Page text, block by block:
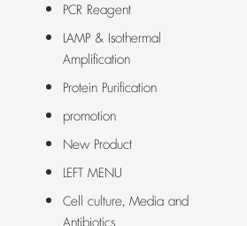
PCR Reagent
LAMP & Isothermal
Amplification
Protein Purification
promotion
New Product
LEFT MENU
Cell culture, Media and